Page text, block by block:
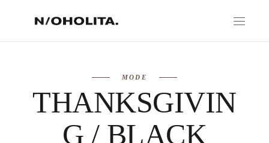
MODE
THANKSGIVIN
G / BLACK